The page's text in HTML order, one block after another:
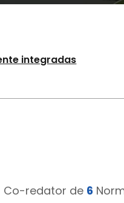
integradas
Co-redator de 6